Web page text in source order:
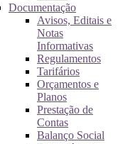
Documentação
Avisos, Editais e
Notas
Informativas
Regulamentos
Tarifários
Orçamentos e
Planos
Prestação de
Contas
Balanço Social